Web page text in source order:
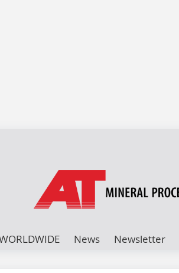
News Newsletter